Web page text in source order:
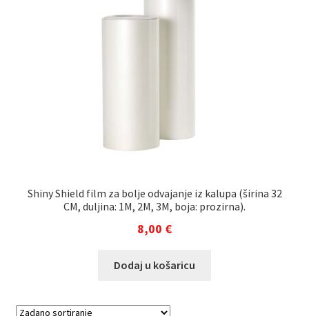
Shiny Shield film za bolje odvajanje iz kalupa (širina 32
CM, duljina: 1M, 2M, 3M, boja: prozirna).
8,00 €
Dodaj u košaricu